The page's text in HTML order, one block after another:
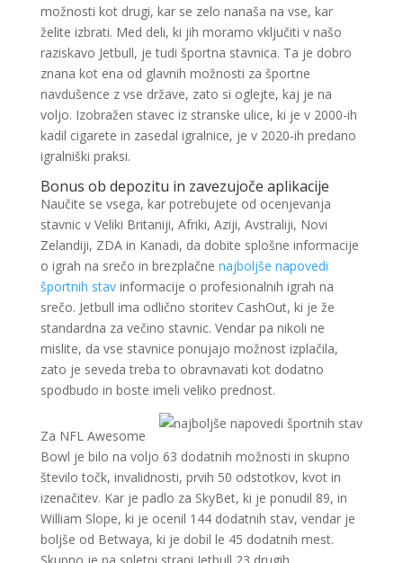
možnosti kot drugi, kar se zelo nanaša na vse, kar
želite izbrati. Med deli, ki jih moramo vključiti v našo
raziskavo Jetbull, je tudi športna stavnica. Ta je dobro
znana kot ena od glavnih možnosti za športne
navdušence z vse države, zato si oglejte, kaj je na
voljo. Izobražen stavec iz stranske ulice, ki je v 2000-ih
kadil cigarete in zasedal igralnice, je v 2020-ih predano
igralniški praksi.
Bonus ob depozitu in zavezujoče aplikacije
Naučite se vsega, kar potrebujete od ocenjevanja
stavnic v Veliki Britaniji, Afriki, Aziji, Avstraliji, Novi
Zelandiji, ZDA in Kanadi, da dobite splošne informacije
o igrah na srečo in brezplačne najboljše napovedi
športnih stavinformacije o profesionalnih igrah na
srečo. Jetbull ima odlično storitev CashOut, ki je že
standardna za večino stavnic. Vendar pa nikoli ne
mislite, da vse stavnice ponujajo možnost izplačila,
zato je seveda treba to obravnavati kot dodatno
spodbudo in boste imeli veliko prednost.
Za NFL Awesome
Bowl je bilo na voljo 63 dodatnih možnosti in skupno
število točk, invalidnosti, prvih 50 odstotkov, kvot in
izenačitev. Kar je padlo za SkyBet, ki je ponudil 89, in
William Slope, ki je ocenil 144 dodatnih stav, vendar je
boljše od Betwaya, ki je dobil le 45 dodatnih mest.